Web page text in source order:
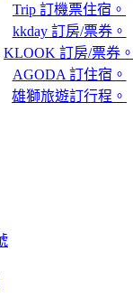
Trip 訂機票住宿。
kkday 訂房/票券。
KLOOK 訂房/票券。
AGODA 訂住宿。
雄獅旅遊訂行程。